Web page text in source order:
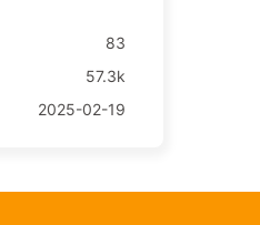
83
57.3k
2025-02-19